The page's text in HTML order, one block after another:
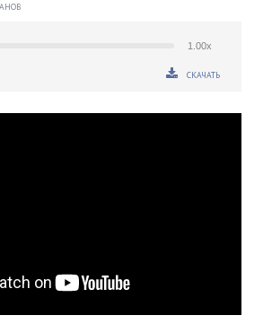
1.00x
СКАЧАТЬ